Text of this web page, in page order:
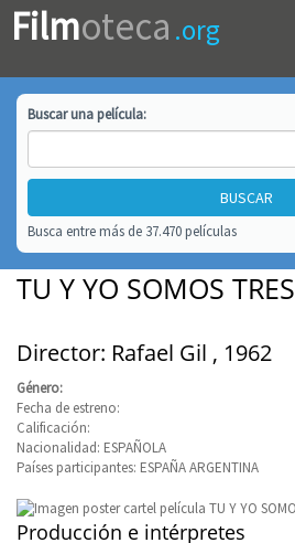
Filmoteca .org
Buscar unapelícula:
Busca entre más de 37.470 películas
TU Y YO SOMOS TRES
Director: Rafael Gil , 1962
Género:
Fecha de estreno:
Calificación:
Nacionalidad: ESPAÑOLA
Países participantes: ESPAÑA ARGENTINA
Producción e intérpretes